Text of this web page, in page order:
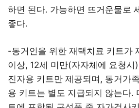
하면 된다. 가능하면 뜨거운물로
좋다.
-동거인을 위한 재택치료 키트가
이상, 12세 미만(자자체에 요청시
진자용 키트만 제공되며, 동거가
용 키트는 별도 지급되지 않는다.